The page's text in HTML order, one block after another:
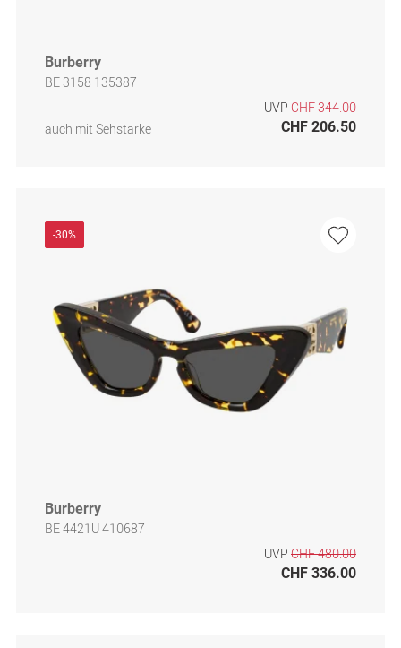
Burberry
BE 3158 135387
auch mit Sehstärke
UVP CHF 344.00
CHF 206.50
-30%
Burberry
BE 4421U 410687
UVP CHF 480.00
CHF 336.00